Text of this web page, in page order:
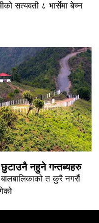
सत्यवती ८ भार्सेमा बेच्न
नहुने गन्तब्यहरु
त कुरै नगरौं